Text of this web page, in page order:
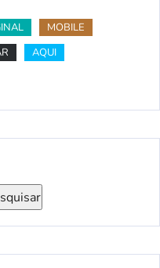
MOBILE
AQUI